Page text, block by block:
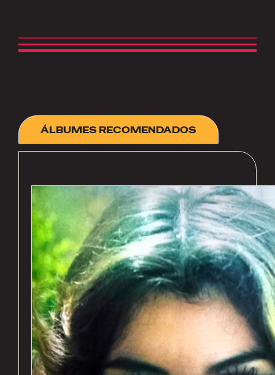
ÁLBUMES RECOMENDADOS